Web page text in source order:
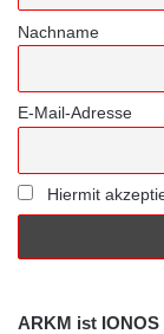
Nachname
E-Mail-Adresse
Hiermit
ARKM ist